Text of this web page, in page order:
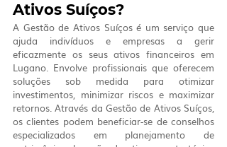
Ativos Suíços?
A Gestão de Ativos Suíços é um serviço que
ajuda indivíduos e empresas a gerir
eficazmente os seus ativos financeiros em
Lugano. Envolve profissionais que oferecem
soluções sob medida para otimizar
investimentos, minimizar riscos e maximizar
retornos. Através da Gestão de Ativos Suíços,
os clientes podem beneficiar-se de conselhos
especializados em planejamento de